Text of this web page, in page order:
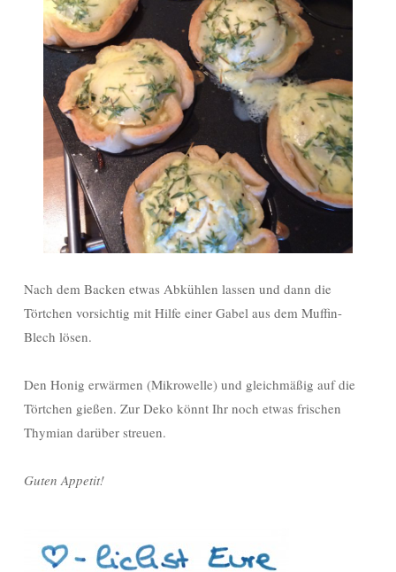
Nach dem Backen etwas Abkühlen lassen und dann die
Törtchen vorsichtig mit Hilfe einer Gabel aus dem Muffin-
Blech lösen.
Den Honig erwärmen (Mikrowelle) und gleichmäßig auf die
Törtchen gießen. Zur Deko könnt Ihr noch etwas frischen
Thymian darüber streuen.
Guten Appetit!